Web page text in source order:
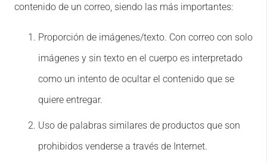
contenido de un correo, siendo las más importantes:
Proporción de imágenes/texto. Con correo con solo
imágenes y sin texto en el cuerpo es interpretado
como un intento de ocultar el contenido que se
quiere entregar.
Uso de palabras similares de productos que son
prohibidos venderse a través de Internet.